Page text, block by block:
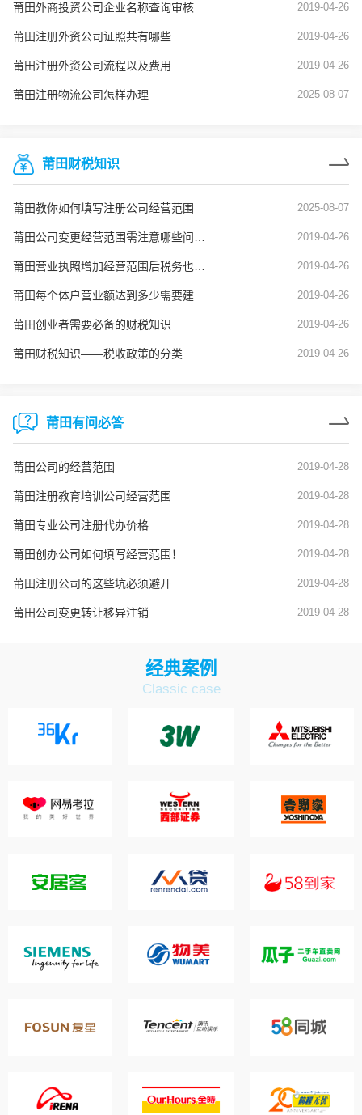
莆田外商投资公司企业名称查询审核 2019-04-26
莆田注册外资公司证照共有哪些 2019-04-26
莆田注册外资公司流程以及费用 2019-04-26
莆田注册物流公司怎样办理 2025-08-07
莆田财税知识
莆田教你如何填写注册公司经营范围 2025-08-07
莆田公司变更经营范围需注意哪些问题？ 2019-04-26
莆田营业执照增加经营范围后税务也要变更吗？ 2019-04-26
莆田每个体户营业额达到多少需要建账？ 2019-04-26
莆田创业者需要必备的财税知识 2019-04-26
莆田财税知识——税收政策的分类 2019-04-26
莆田有问必答
莆田公司的经营范围 2019-04-28
莆田注册教育培训公司经营范围 2019-04-28
莆田专业公司注册代办价格 2019-04-28
莆田创办公司如何填写经营范围！ 2019-04-28
莆田注册公司的这些坑必须避开 2019-04-28
莆田公司变更转让移异注销 2019-04-28
经典案例
Classic case